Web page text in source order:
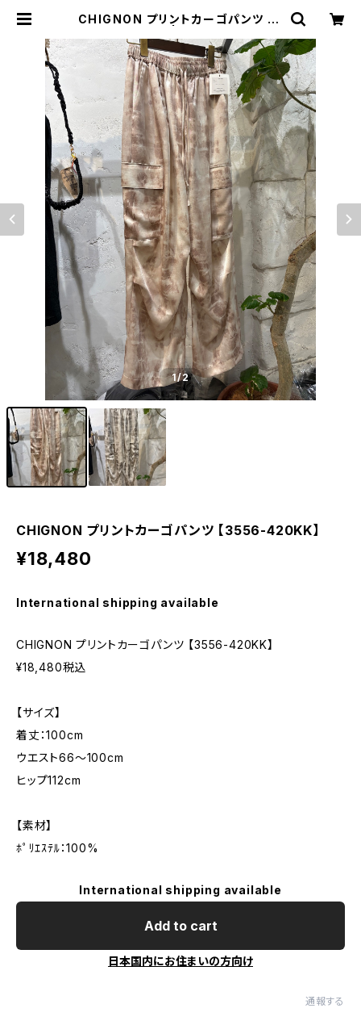
CHIGNON プリントカーゴパンツ 【3
ENBA
1/2
CHIGNON プリントカーゴパンツ 【3556-420KK】
¥18,480
International shipping available
CHIGNON プリントカーゴパンツ 【3556-420KK】
¥18,480税込
【サイズ】
着丈：100cm
ウエスト66～100cm
ヒップ112cm
【素材】
ﾎﾟﾘｴｽﾃﾙ：100%
International shipping available
Add to cart
日本国内にお住まいの方向け
通報する